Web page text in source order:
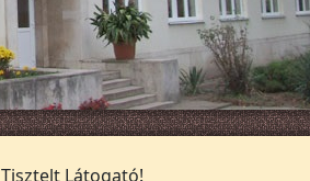
Tisztelt Látogató!